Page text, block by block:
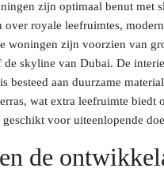
zijn optimaal benut met
over royale leefruimtes,
woningen zijn voorzien van
skyline van Dubai. De
besteed aan duurzame
wat extra leefruimte biedt
voor uiteenlopende
de